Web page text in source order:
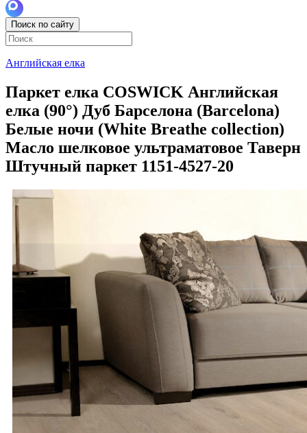
Поиск по сайту
Английская елка
Паркет елка COSWICK Английская
елка (90°) Дуб Барселона (Barcelona)
Белые ночи (White Breathe collection)
Масло шелковое ультраматовое Таверн
Штучный паркет 1151-4527-20